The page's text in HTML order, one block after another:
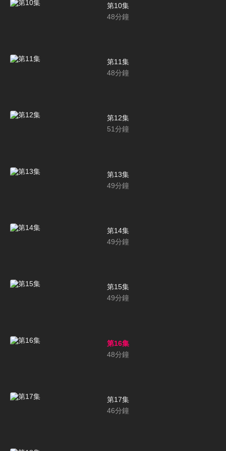
第10集
48分鐘
第11集
48分鐘
第12集
51分鐘
第13集
49分鐘
第14集
49分鐘
第15集
49分鐘
第16集
48分鐘
第17集
46分鐘